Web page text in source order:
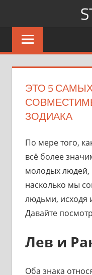
содержимому
Новости
шоу-
ЭТО 5
ЗОДИАКА
По мере того,
всё более
молодых людей,
насколько мы
людьми, исходя
Давайте
Лев и
Оба знака